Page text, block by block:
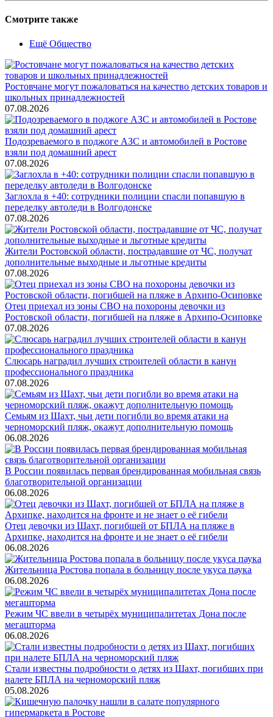
Смотрите также
Ещё Общество
Ростовчане могут пожаловаться на качество детских товаров и
школьных принадлежностей
07.08.2026
Подозреваемого в поджоге АЗС и автомобилей в Ростове
взяли под домашний арест
07.08.2026
Заглохла в +40: сотрудники полиции спасли попавшую в
переделку автоледи в Волгодонске
07.08.2026
Жители Ростовской области, пострадавшие от ЧС, получат
дополнительные выходные и льготные кредиты
07.08.2026
Отец приехал из зоны СВО на похороны девочки из
Ростовской области, погибшей на пляже в Архипо-Осиповке
07.08.2026
Слюсарь наградил лучших строителей области в канун
профессионального праздника
07.08.2026
Семьям из Шахт, чьи дети погибли во время атаки на
черноморский пляж, окажут дополнительную помощь
06.08.2026
В России появилась первая брендированная мобильная связь
благотворительной организации
06.08.2026
Отец девочки из Шахт, погибшей от БПЛА на пляже в
Архипке, находится на фронте и не знает о её гибели
06.08.2026
Жительница Ростова попала в больницу после укуса паука
06.08.2026
Режим ЧС ввели в четырёх муниципалитетах Дона после
мегашторма
06.08.2026
Стали известны подробности о детях из Шахт, погибших при
налете БПЛА на черноморский пляж
05.08.2026